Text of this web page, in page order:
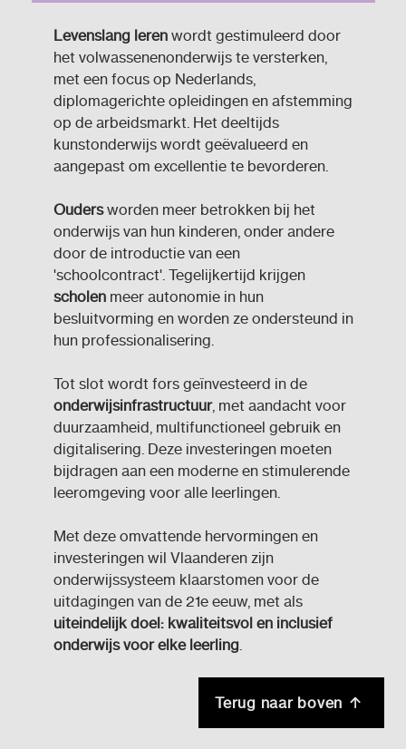
Levenslang lerenwordt gestimuleerd door
het volwassenenonderwijs te versterken,
met een focus op Nederlands,
diplomagerichte opleidingen en afstemming
op de arbeidsmarkt. Het deeltijds
kunstonderwijs wordt geëvalueerd en
aangepast om excellentie te bevorderen.
Oudersworden meer betrokken bij het
onderwijs van hun kinderen, onder andere
door de introductie van een
'schoolcontract'. Tegelijkertijd krijgen
scholenmeer autonomie in hun
besluitvorming en worden ze ondersteund in
hun professionalisering.
Tot slot wordt fors geïnvesteerd in de
onderwijsinfrastructuur, met aandacht voor
duurzaamheid, multifunctioneel gebruik en
digitalisering. Deze investeringen moeten
bijdragen aan een moderne en stimulerende
leeromgeving voor alle leerlingen.
Met deze omvattende hervormingen en
investeringen wil Vlaanderen zijn
onderwijssysteem klaarstomen voor de
uitdagingen van de 21e eeuw, met als
uiteindelijk doel: kwaliteitsvol en inclusief
onderwijs voor elke leerling.
Terug naar boven